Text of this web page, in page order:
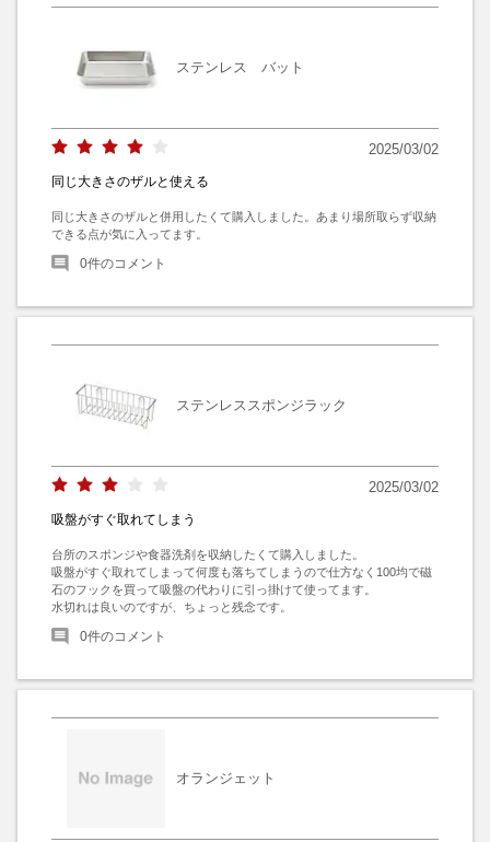
ステンレス バット
2025/03/02
同じ大きさのザルと使える
同じ大きさのザルと併用したくて購入しました。あまり場所取らず収納
できる点が気に入ってます。
0件のコメント
ステンレススポンジラック
2025/03/02
吸盤がすぐ取れてしまう
台所のスポンジや食器洗剤を収納したくて購入しました。
吸盤がすぐ取れてしまって何度も落ちてしまうので仕方なく100均で磁
石のフックを買って吸盤の代わりに引っ掛けて使ってます。
水切れは良いのですが、ちょっと残念です。
0件のコメント
オランジェット